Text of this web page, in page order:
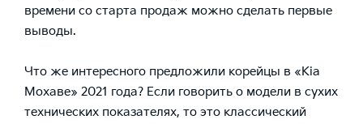
времени со старта продаж можно сделать первые
выводы.
Что же интересного предложили корейцы в «Kia
Мохаве» 2021 года? Если говорить о модели в сухих
технических показателях, то это классический